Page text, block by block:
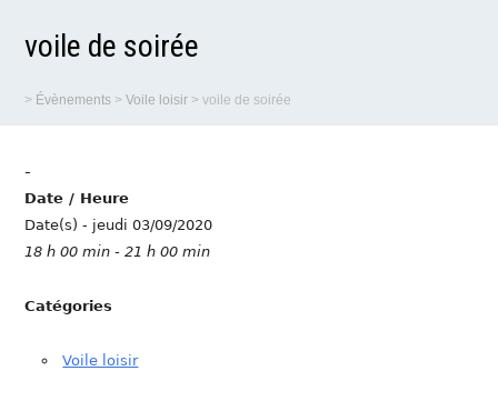
voile de soirée
> Évènements >Voile loisir >voile de soirée
-
Date / Heure
Date(s) - jeudi 03/09/2020
18 h 00 min - 21 h 00 min
Catégories
Voile loisir